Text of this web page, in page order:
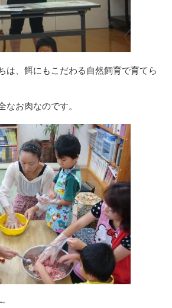
は、餌にもこだわる自然飼育で育てら
なお肉なのです。